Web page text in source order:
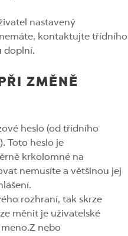
nastavený
kontaktujte třídního
doplní.
ZMĚNĚ
heslo (od třídního
Toto heslo je
krkolomné na
nemusíte a většinou jej
rozhraní, tak skrze
měnit je uživatelské
nebo